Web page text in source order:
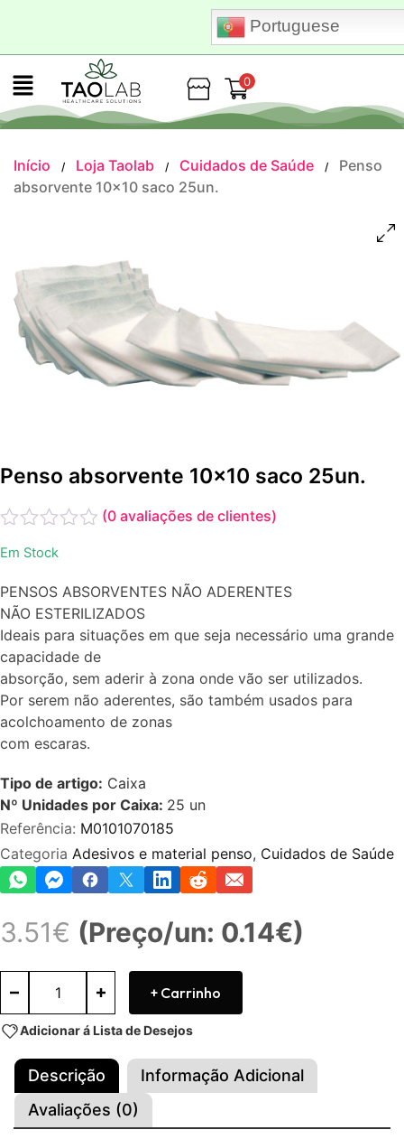
Portuguese
Loja
0
Início / Loja Taolab / Cuidados de Saúde /
Penso
absorvente 10×10 saco 25un.
Penso absorvente 10x10 saco 25un.
0
5
(0 avaliações de clientes)
Em Stock
PENSOS ABSORVENTES NÃO ADERENTES
NÃO ESTERILIZADOS
Ideais para situações em que seja necessário uma grande
capacidade de
absorção, sem aderir à zona onde vão ser utilizados.
Por serem não aderentes, são também usados para
acolchoamento de zonas
com escaras.
Tipo de artigo: Caixa
Nº Unidades por Caixa: 25 un
Referência: M0101070185
Categoria Adesivos e material penso, Cuidados de Saúde
3.51€ (Preço/un: 0.14€)
+ Carrinho
Adicionar á Lista de Desejos
Descrição
Informação Adicional
Avaliações (0)